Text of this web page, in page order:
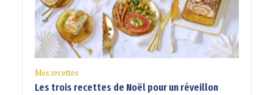
Mes recettes
Les trois recettes de Noël pour un réveillon